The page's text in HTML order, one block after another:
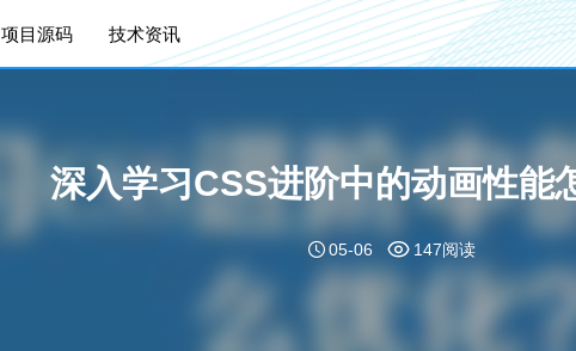
项目源码 技术资讯
深入学习CSS进阶中的动画性能
05-06 147阅读